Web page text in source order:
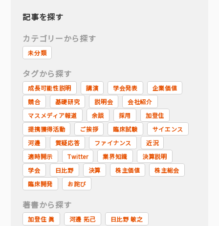
記事を探す
カテゴリーから探す
未分類
タグから探す
成長可能性説明 講演 学会発表
企業価値
競合
基礎研究 説明会
会社紹介
マスメディア報道
余談 採用
加登住
提携獲得活動
ご挨拶 臨床試験
サイエンス
河邊
質疑応答 ファイナンス
近況
適時開示
Twitter 業界知識
決算説明
学会
日比野 決算 株主価値
株主総会
臨床開発
お詫び
著書から探す
加登住 眞 河邊 拓己 日比野 敏之